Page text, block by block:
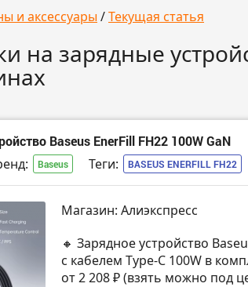
и аксессуары /Текущая статья
на зарядные
Baseus EnerFill FH22 100W GaN
Baseus Теги: BASEUS ENERFILL FH22
Магазин: Алиэкспресс
🔸 Зарядное устройство
с кабелем Type-C 100W в
от 2 208 ₽ (взять можно под